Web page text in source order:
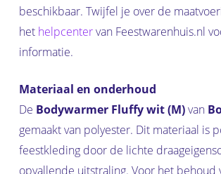
beschikbaar. Twijfel je over de
het helpcentervan Feestwarenhuis.nl
informatie.
Materiaal en onderhoud
De Bodywarmer Fluffy wit (M)van
gemaakt van polyester. Dit materiaal is
feestkleding door de lichte
opvallende uitstraling. Voor het behoud